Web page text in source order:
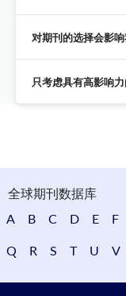
对期刊的选择会影
只考虑具有高影响
全球期刊数据库
A
B C D E F
Q R S T U V